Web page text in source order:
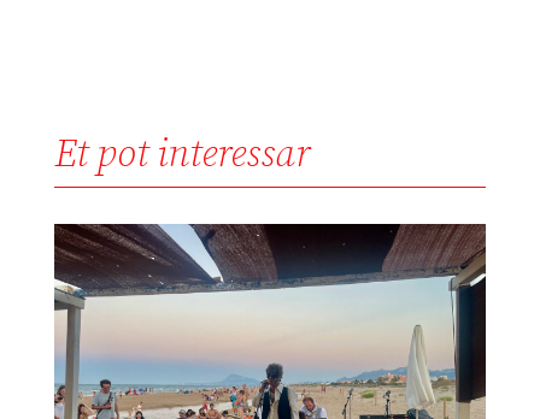
Et pot interessar